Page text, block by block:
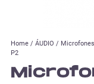
Home / ÁUDIO / Microfones
P2